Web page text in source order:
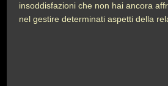
insoddisfazioni che non hai ancora
nel gestire determinati aspetti della